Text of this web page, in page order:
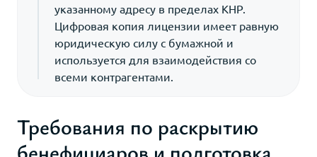
указанному адресу в пределах КНР.
Цифровая копия лицензии имеет равную
юридическую силу с бумажной и
используется для взаимодействия со
всеми контрагентами.
Требования по раскрытию